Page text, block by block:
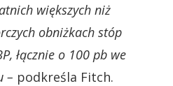
większych niż
obniżkach stóp
łącznie o 100 pb we
– podkreśla Fitch.